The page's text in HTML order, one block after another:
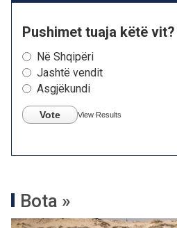
Pushimet tuaja këtë vit?
Në Shqipëri
Jashtë vendit
Asgjëkundi
Vote View Results
Bota »